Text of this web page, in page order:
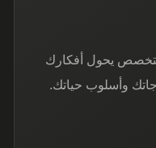
يحول أفكارك
وأسلوب حياتك.